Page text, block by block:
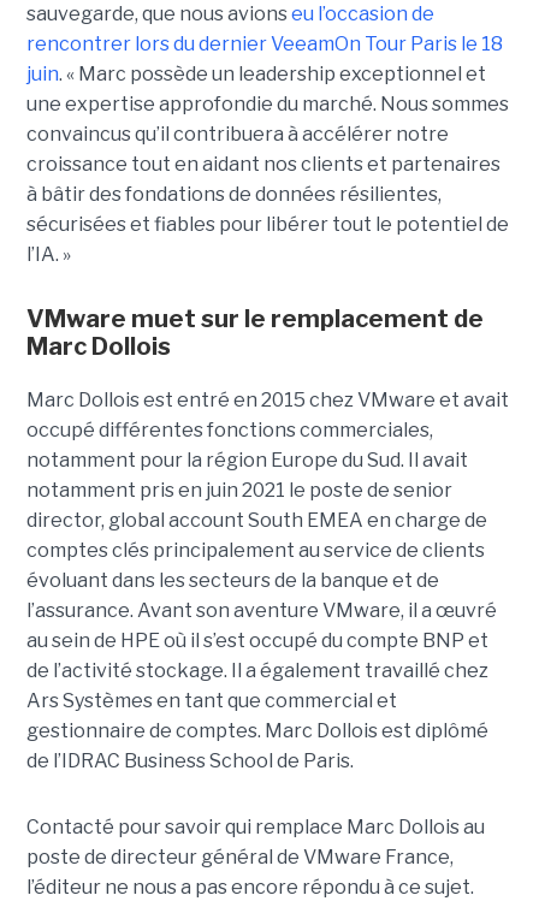
sauvegarde, que nous avionseu l’occasion de
rencontrer lors du dernier VeeamOn Tour Paris le 18
juin. « Marc possède un leadership exceptionnel et
une expertise approfondie du marché. Nous sommes
convaincus qu’il contribuera à accélérer notre
croissance tout en aidant nos clients et partenaires
à bâtir des fondations de données résilientes,
sécurisées et fiables pour libérer tout le potentiel de
l’IA. »
VMware muet sur le remplacement de
Marc Dollois
Marc Dollois est entré en 2015 chez VMware et avait
occupé différentes fonctions commerciales,
notamment pour la région Europe du Sud. Il avait
notamment pris en juin 2021 le poste de senior
director, global account South EMEA en charge de
comptes clés principalement au service de clients
évoluant dans les secteurs de la banque et de
l’assurance. Avant son aventure VMware, il a œuvré
au sein de HPE où il s’est occupé du compte BNP et
de l’activité stockage. Il a également travaillé chez
Ars Systèmes en tant que commercial et
gestionnaire de comptes. Marc Dollois est diplômé
de l’IDRAC Business School de Paris.
Contacté pour savoir qui remplace Marc Dollois au
poste de directeur général de VMware France,
l’éditeur ne nous a pas encore répondu à ce sujet.